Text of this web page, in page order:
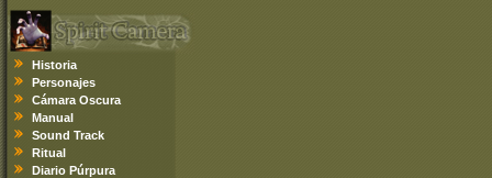
Historia
Personajes
Cámara Oscura
Manual
Sound Track
Ritual
Diario Púrpura